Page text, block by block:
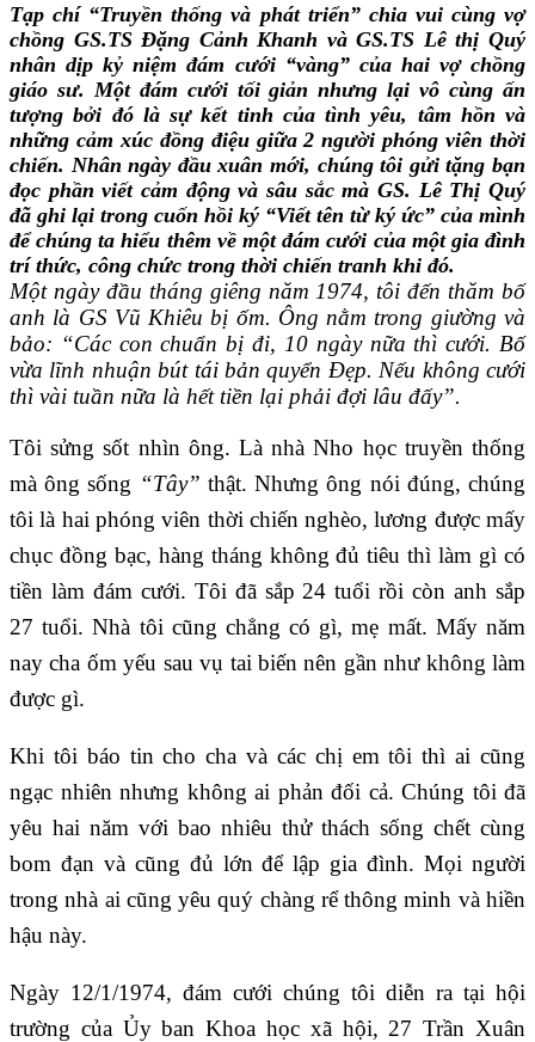
Tạp chí “Truyền thống và phát triển” chia vui cùng vợ
chồng GS.TS Đặng Cảnh Khanh và GS.TS Lê thị Quý
nhân dịp kỷ niệm đám cưới “vàng” của hai vợ chồng
giáo sư. Một đám cưới tối giản nhưng lại vô cùng ấn
tượng bởi đó là sự kết tinh của tình yêu, tâm hồn và
những cảm xúc đồng điệu giữa 2 người phóng viên thời
chiến. Nhân ngày đầu xuân mới, chúng tôi gửi tặng bạn
đọc phần viết cảm động và sâu sắc mà GS. Lê Thị Quý
đã ghi lại trong cuốn hồi ký “Viết tên từ ký ức” của mình
để chúng ta hiểu thêm về một đám cưới của một gia đình
trí thức, công chức trong thời chiến tranh khi đó.
Một ngày đầu tháng giêng năm 1974, tôi đến thăm bố
anh là GS Vũ Khiêu bị ốm. Ông nằm trong giường và
bảo: “Các con chuẩn bị đi, 10 ngày nữa thì cưới. Bố
vừa lĩnh nhuận bút tái bản quyển Đẹp. Nếu không cưới
thì vài tuần nữa là hết tiền lại phải đợi lâu đấy”.
Tôi sửng sốt nhìn ông. Là nhà Nho học truyền thống
mà ông sống “Tây” thật. Nhưng ông nói đúng, chúng
tôi là hai phóng viên thời chiến nghèo, lương được mấy
chục đồng bạc, hàng tháng không đủ tiêu thì làm gì có
tiền làm đám cưới. Tôi đã sắp 24 tuổi rồi còn anh sắp
27 tuổi. Nhà tôi cũng chẳng có gì, mẹ mất. Mấy năm
nay cha ốm yếu sau vụ tai biến nên gần như không làm
được gì.
Khi tôi báo tin cho cha và các chị em tôi thì ai cũng
ngạc nhiên nhưng không ai phản đối cả. Chúng tôi đã
yêu hai năm với bao nhiêu thử thách sống chết cùng
bom đạn và cũng đủ lớn để lập gia đình. Mọi người
trong nhà ai cũng yêu quý chàng rể thông minh và hiền
hậu này.
Ngày 12/1/1974, đám cưới chúng tôi diễn ra tại hội
trường của Ủy ban Khoa học xã hội, 27 Trần Xuân